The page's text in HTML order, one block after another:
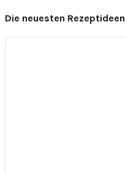
Die neuesten Rezeptideen